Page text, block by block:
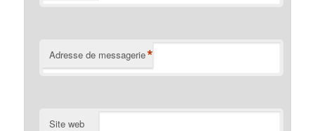
Adresse de messagerie*
Site web